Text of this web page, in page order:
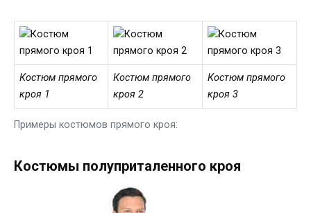
Примеры костюмов прямого кроя:
Костюм прямого
кроя 1
Костюм прямого
кроя 2
Костюм прямого
кроя 3
Костюмы полуприталенного кроя